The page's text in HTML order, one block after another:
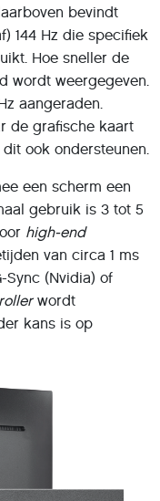
bevindt
144 Hz die specifiek
Hoe sneller de
wordt weergegeven.
aangeraden.
de grafische kaart
ook ondersteunen.
een scherm een
gebruik is 3 tot 5
high-end
van circa 1 ms
Sync (Nvidia) of
wordt
kans is op